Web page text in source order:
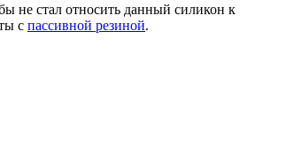
не стал относить данный силикон к
с пассивной резиной.